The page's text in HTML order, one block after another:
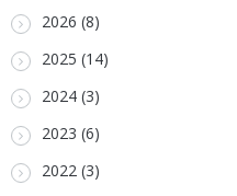
2026 (8)
2025 (14)
2024 (3)
2023 (6)
2022 (3)